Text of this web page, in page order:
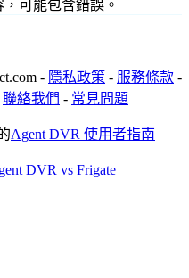
可能包含錯誤。
- 隱私政策 - 服務條款 -
聯絡我們 - 常見問題
Agent DVR 使用者指南
DVR vs Frigate